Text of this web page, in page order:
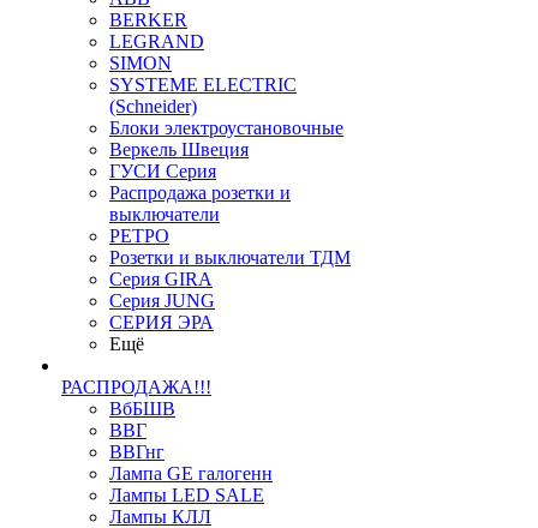
BERKER
LEGRAND
SIMON
SYSTEME ELECTRIC
(Schneider)
Блоки электроустановочные
Веркель Швеция
ГУСИ Серия
Распродажа розетки и
выключатели
РЕТРО
Розетки и выключатели ТДМ
Серия GIRA
Серия JUNG
СЕРИЯ ЭРА
Ещё
РАСПРОДАЖА!!!
ВбБШВ
ВВГ
ВВГнг
Лампа GE галогенн
Лампы LED SALE
Лампы КЛЛ